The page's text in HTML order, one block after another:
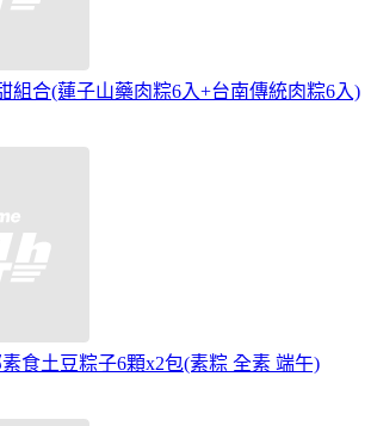
組合(蓮子山藥肉粽6入+台南傳統肉粽6入)
食土豆粽子6顆x2包(素粽 全素 端午)